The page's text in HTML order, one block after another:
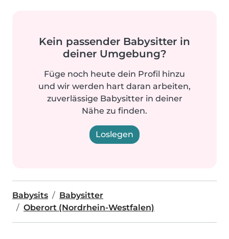
Kein passender Babysitter in
deiner Umgebung?
Füge noch heute dein Profil hinzu
und wir werden hart daran arbeiten,
zuverlässige Babysitter in deiner
Nähe zu finden.
Loslegen
Babysits
Babysitter
Oberort (Nordrhein-Westfalen)